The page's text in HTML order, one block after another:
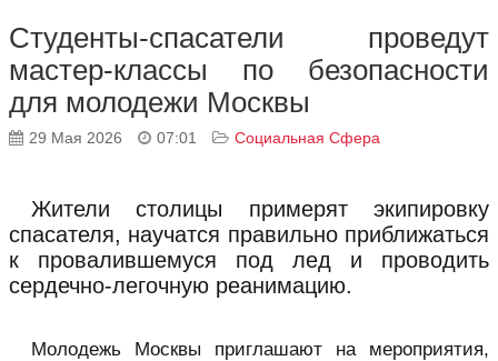
Студенты-спасатели проведут
мастер-классы по безопасности
для молодежи Москвы
29 Мая 2026 07:01 Социальная Сфера
Жители столицы примерят экипировку
спасателя, научатся правильно приближаться
к провалившемуся под лед и проводить
сердечно-легочную реанимацию.
Молодежь Москвы приглашают на мероприятия,